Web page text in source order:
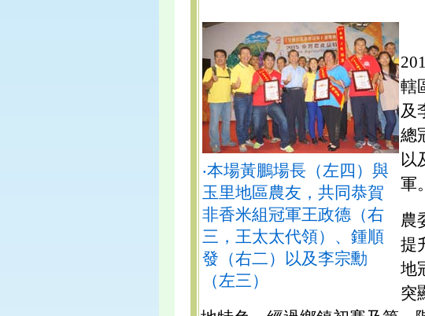
‧本場黃鵬場長（左四）與
玉里地區農友，共同恭賀
非香米組冠軍王政德（右
三，王太太代領）、鍾順
發（右二）以及李宗勳
（左三）
轄
及
總
以
軍。
農
提
地
突